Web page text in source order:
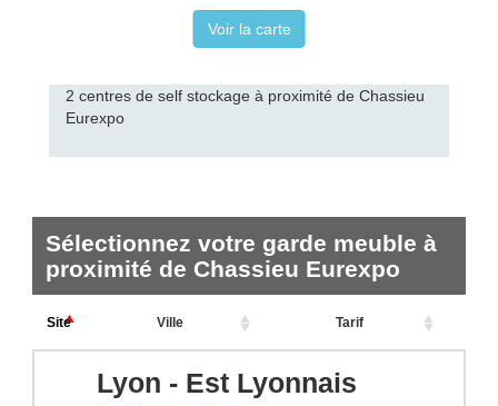
Voir la carte
2 centres de self stockage à proximité de Chassieu
Eurexpo
Sélectionnez votre garde meuble à
proximité de Chassieu Eurexpo
Site Ville Tarif
Lyon - Est Lyonnais